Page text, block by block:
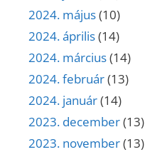
2024. május(10)
2024. április(14)
2024. március(14)
2024. február(13)
2024. január(14)
2023. december(13)
2023. november(13)